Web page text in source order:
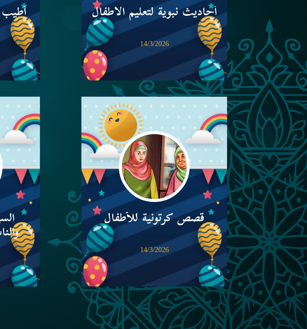
أحاديث نبوية لتعليم الأطفال
14/3/2026
أطيب
قصص كرتونية للأطفال
14/3/2026